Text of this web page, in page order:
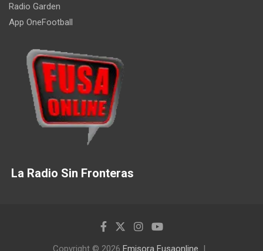
Radio Garden
App OneFootball
La Radio Sin Fronteras
Copyright © 2026 Emisora Fusaonline